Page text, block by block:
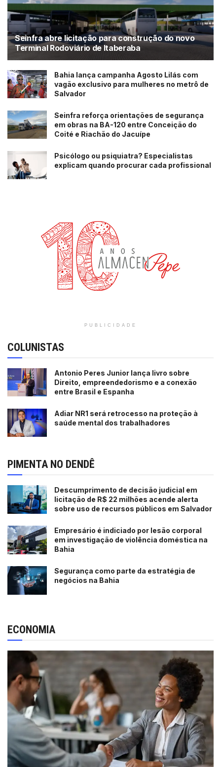
Seinfra abre licitação para construção do novo
Terminal Rodoviário de Itaberaba
Bahia lança campanha Agosto Lilás com
vagão exclusivo para mulheres no metrô de
Salvador
Seinfra reforça orientações de segurança
em obras na BA-120 entre Conceição do
Coité e Riachão do Jacuípe
Psicólogo ou psiquiatra? Especialistas
explicam quando procurar cada profissional
PUBLICIDADE
COLUNISTAS
Antonio Peres Junior lança livro sobre
Direito, empreendedorismo e a conexão
entre Brasil e Espanha
Adiar NR1 será retrocesso na proteção à
saúde mental dos trabalhadores
PIMENTA NO DENDÊ
Descumprimento de decisão judicial em
licitação de R$ 22 milhões acende alerta
sobre uso de recursos públicos em Salvador
Empresário é indiciado por lesão corporal
em investigação de violência doméstica na
Bahia
Segurança como parte da estratégia de
negócios na Bahia
ECONOMIA